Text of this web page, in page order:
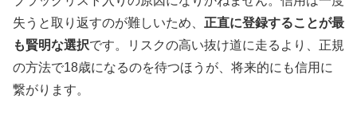
失うと取り返すのが難しいため、 正直に登録することが最
も賢明な選択です。リスクの高い抜け道に走るより、正規
の方法で18歳になるのを待つほうが、将来的にも信用に
繋がります。